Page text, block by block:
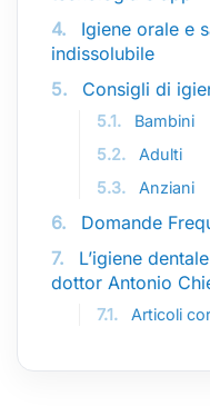
4.
Igiene orale e
indissolubile
5.
Consigli di
5.1.
Bambini
5.2.
Adulti
5.3.
Anziani
6.
Domande
7.
L’igiene
dottor Antonio
7.1. Articoli